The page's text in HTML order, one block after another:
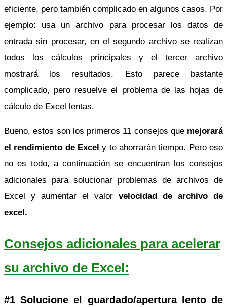
eficiente, pero también complicado en algunos casos. Por
ejemplo: usa un archivo para procesar los datos de
entrada sin procesar, en el segundo archivo se realizan
todos los cálculos principales y el tercer archivo
mostrará los resultados. Esto parece bastante
complicado, pero resuelve el problema de las hojas de
cálculo de Excel lentas.
Bueno, estos son los primeros 11 consejos que mejorará
el rendimiento de Excely te ahorrarán tiempo. Pero eso
no es todo, a continuación se encuentran los consejos
adicionales para solucionar problemas de archivos de
Excel y aumentar el valor velocidad de archivo de
excel.
Consejos adicionales para acelerar
su archivo de Excel:
#1 Solucione el guardado/apertura lento de